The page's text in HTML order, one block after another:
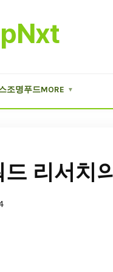
조명푸드MORE ▼
리서치